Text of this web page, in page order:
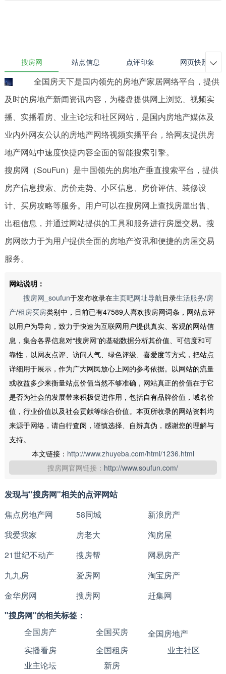
搜房网 站点信息 点评印象 网页快照 
全国房天下是国内领先的房地产家居网络平台，提供
及时的房地产新闻资讯内容，为楼盘提供网上浏览、视频实
播、实播看房、业主论坛和社区网站，是国内房地产媒体及
业内外网友公认的房地产网络视频实播平台，给网友提供房
地产网站中速度快捷内容全面的智能搜索引擎。
搜房网（SouFun）是中国领先的房地产垂直搜索平台，提供
房产信息搜索、房价走势、小区信息、房价评估、装修设
计、买房攻略等服务。用户可以在搜房网上查找房屋出售、
出租信息，并通过网站提供的工具和服务进行房屋交易。搜
房网致力于为用户提供全面的房地产资讯和便捷的房屋交易
服务。
网站说明：
搜房网_soufun于发布收录在主页吧网址导航目录生活服务/房
产/租房买房类别中，目前已有47589人喜欢搜房网词条，网站点评
以用户为导向，致力于快速为互联网用户提供真实、客观的网站信
息，集合各界信息对“搜房网”的基础数据分析其价值、可信度和可
靠性，以网友点评、访问人气、绿色评级、喜爱度等方式，把站点
详细用于展示，作为广大网民放心上网的参考依据。以网站的流量
或收益多少来衡量站点价值当然不够准确，网站真正的价值在于它
是否为社会的发展带来积极促进作用，包括自有品牌价值，域名价
值，行业价值以及社会贡献等综合价值。本页所收录的网站资料均
来源于网络，请自行查阅，谨慎选择、自辨真伪，感谢您的理解与
支持。
本文链接： http://www.zhuyeba.com/html/1236.html
搜房网官网链接： http://www.soufun.com/
发现与"搜房网"相关的点评网站
焦点房地产网
58同城
新浪房产
我爱我家
房老大
淘房屋
21世纪不动产
搜房帮
网易房产
九九房
爱房网
淘宝房产
金华房网
搜房网
赶集网
"搜房网"的相关标签：
全国房产
全国买房
全国房地产
实播看房
全国租房
业主社区
业主论坛
新房